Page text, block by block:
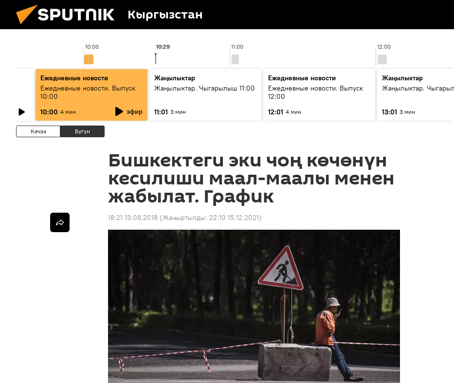
Кыргызстан
10:00 11:00 12:00
10:29
Ежедневные новости
Ежедневные новости. Выпуск
10:00
10:00 4 мин эфир
Жаңылыктар
Жаңылыктар. Чыгарылыш 11:00
11:01 3 мин
Ежедневные новости
Ежедневные новости. Выпуск
12:00
12:01 4 мин
Жаңылыктар
Жаңылыктар.
13:01 3 мин
Кечээ Бүгүн
Бишкектеги эки чоң көчөнүн
кесилиши маал-маалы менен
жабылат. График
18:21 13.08.2018 (Жаңыртылды: 22:10 15.12.2021)